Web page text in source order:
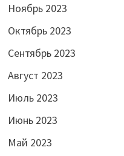
Ноябрь 2023
Октябрь 2023
Сентябрь 2023
Август 2023
Июль 2023
Июнь 2023
Май 2023